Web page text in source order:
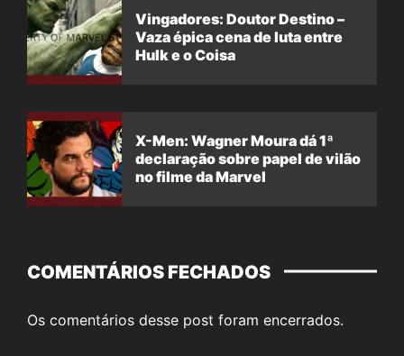
Vingadores: Doutor Destino –
Vaza épica cena de luta entre
Hulk e o Coisa
X-Men: Wagner Moura dá 1ª
declaração sobre papel de vilão
no filme da Marvel
COMENTÁRIOS FECHADOS
Os comentários desse post foram encerrados.